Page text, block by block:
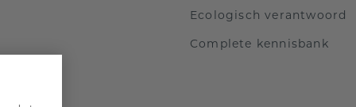
Ecologisch verantwoord
Complete kennisbank